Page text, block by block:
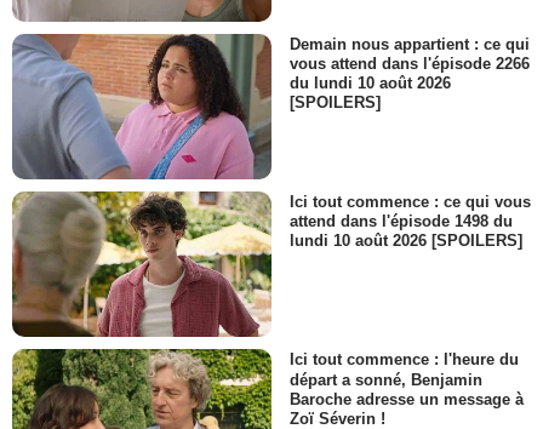
Demain nous appartient : ce qui
vous attend dans l'épisode 2266
du lundi 10 août 2026
[SPOILERS]
Ici tout commence : ce qui vous
attend dans l'épisode 1498 du
lundi 10 août 2026 [SPOILERS]
Ici tout commence : l'heure du
départ a sonné, Benjamin
Baroche adresse un message à
Zoï Séverin !